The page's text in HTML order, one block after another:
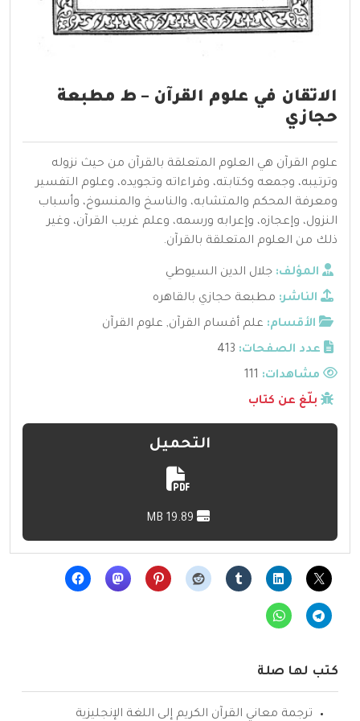
الاتقان في علوم القرآن – ط مطبعة
حجازي
علوم القرآن هي العلوم المتعلقة بالقرآن من حيث نزوله
وترتيبه، وجمعه وكتابته، وقراءاته وتجويده، وعلوم التفسير
ومعرفة المحكم والمتشابه، والناسخ والمنسوخ، وأسباب
النزول، وإعجازه، وإعرابه ورسمه، وعلم غريب القرآن، وغير
ذلك من العلوم المتعلقة بالقرآن.
المؤلف: جلال الدين السيوطي
الناشر: مطبعة حجازي بالقاهره
الأقسام: علم أقسام القرآن, علوم القرآن
عدد الصفحات: 413
مشاهدات:
بلّغ عن كتاب
التحميل
كتب لها صلة
ترجمة معاني القرآن الكريم إلى اللغة الإنجليزية